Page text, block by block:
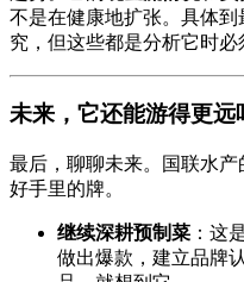
不是在健康地扩张。具体
究，但这些都是分析它时必
未来，它还能游得更远
最后，聊聊未来。国联水
好手里的牌。
继续深耕预制菜 ：这
做出爆款，建立品牌